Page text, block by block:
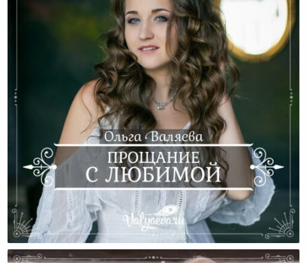
Прощание С Любимой